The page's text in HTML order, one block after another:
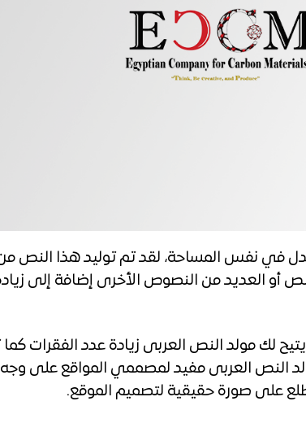
في نفس المساحة، لقد تم توليد هذا النص
أو العديد من النصوص الأخرى إضافة إلى
لك مولد النص العربى زيادة عدد الفقرات كما
النص العربى مفيد لمصممي المواقع على
على صورة حقيقية لتصميم الموقع.